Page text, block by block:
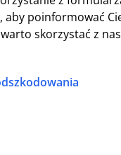
poinformować
skorzystać z